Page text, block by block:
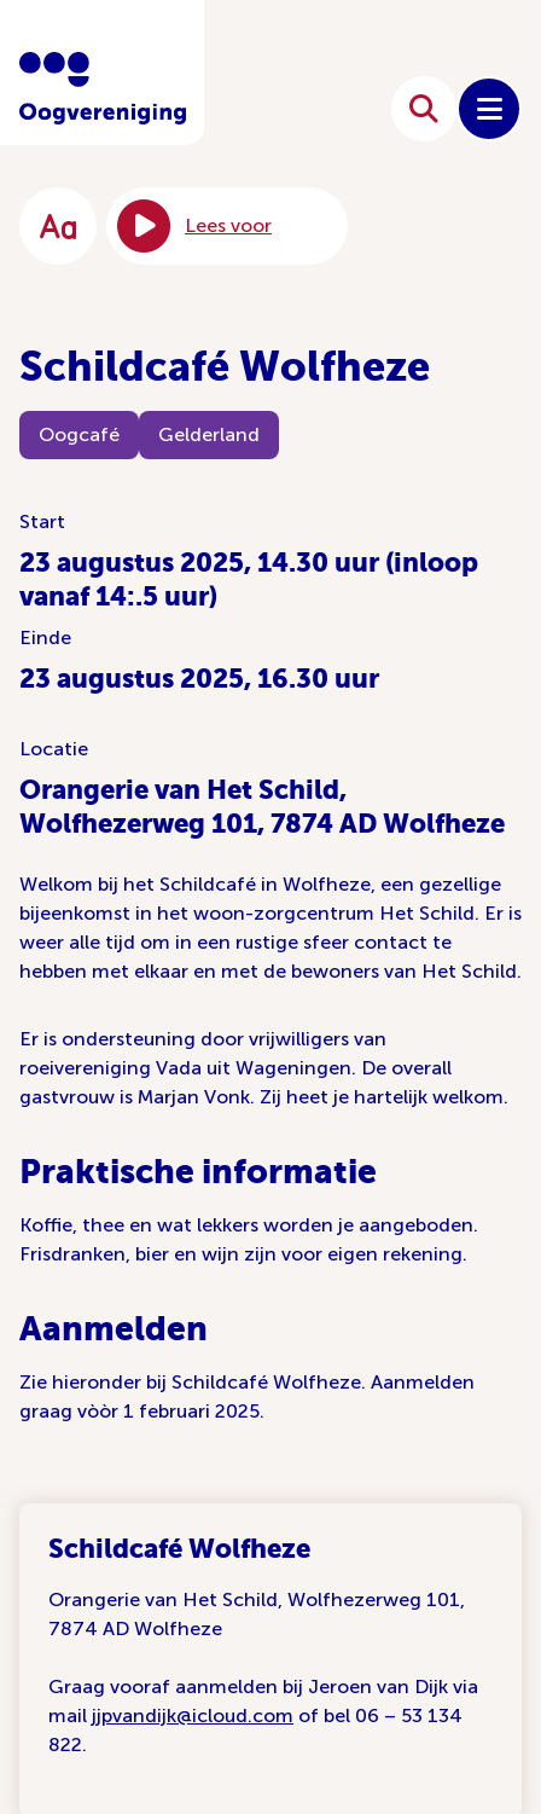
Lees voor
Schildcafé Wolfheze
Oogcafé Gelderland
Start
23 augustus 2025, 14.30 uur (inloop
vanaf 14:.5 uur)
Einde
23 augustus 2025, 16.30 uur
Locatie
Orangerie van Het Schild,
Wolfhezerweg 101, 7874 AD Wolfheze
Welkom bij het Schildcafé in Wolfheze, een gezellige
bijeenkomst in het woon-zorgcentrum Het Schild. Er is
weer alle tijd om in een rustige sfeer contact te
hebben met elkaar en met de bewoners van Het Schild.
Er is ondersteuning door vrijwilligers van
roeivereniging Vada uit Wageningen. De overall
gastvrouw is Marjan Vonk. Zij heet je hartelijk welkom.
Praktische informatie
Koffie, thee en wat lekkers worden je aangeboden.
Frisdranken, bier en wijn zijn voor eigen rekening.
Aanmelden
Zie hieronder bij Schildcafé Wolfheze. Aanmelden
graag vòòr 1 februari 2025.
Schildcafé Wolfheze
Orangerie van Het Schild, Wolfhezerweg 101,
7874 AD Wolfheze
Graag vooraf aanmelden bij Jeroen van Dijk via
mail jjpvandijk@icloud.com of bel 06 – 53 134
822.